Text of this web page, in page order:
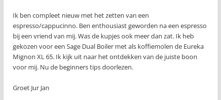
Ik ben compleet nieuw met het zetten van een
espresso/cappucinno. Ben enthousiast geworden na een espresso
bij een vriend van mij. Was de kupjes ook meer dan zat. Ik heb
gekozen voor een Sage Dual Boiler met als koffiemolen de Eureka
Mignon XL 65. Ik kijk uit naar het ontdekken van de juiste boon
voor mij. Nu de beginners tips doorlezen.
Groet Jur Jan